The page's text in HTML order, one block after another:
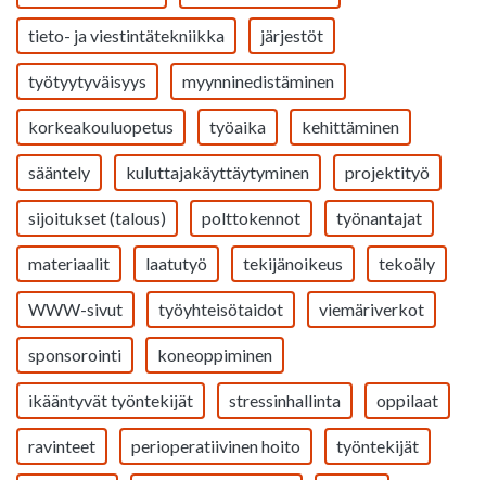
tieto- ja viestintätekniikka järjestöt
työtyytyväisyys myynninedistäminen
korkeakouluopetus työaika kehittäminen
sääntely kuluttajakäyttäytyminen projektityö
sijoitukset (talous) polttokennot työnantajat
materiaalit laatutyö tekijänoikeus tekoäly
WWW-sivut työyhteisötaidot viemäriverkot
sponsorointi koneoppiminen
ikääntyvät työntekijät stressinhallinta oppilaat
ravinteet perioperatiivinen hoito työntekijät